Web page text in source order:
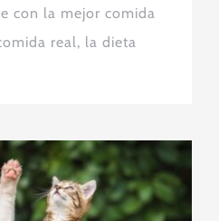
con la mejor comida
real, la dieta